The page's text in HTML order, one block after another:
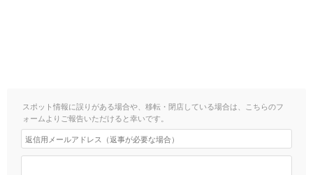
スポット情報に誤りがある場合や、移転・閉店している場合は、こちらのフ
ォームよりご報告いただけると幸いです。